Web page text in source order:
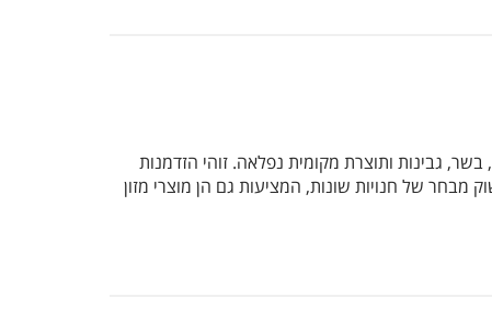
גבינות ותוצרת מקומית נפלאה. זוהי הזדמנות
מבחר של חנויות שונות, המציעות גם הן מוצרי מזון